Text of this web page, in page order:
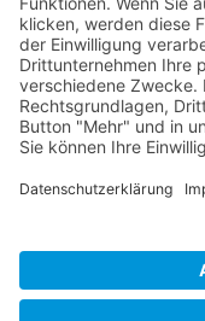
Fr: 09:00 —
Sa*: 10:00 —
*auf Anfrage 3x im
© Copyright
Einstellungen|